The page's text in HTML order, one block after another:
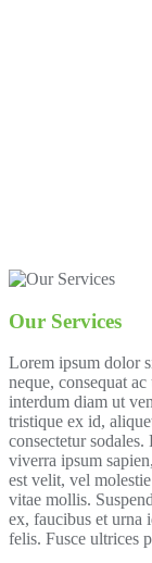
Our Services
Lorem ipsum dolor
neque, consequat
interdum diam ut
tristique ex id,
consectetur
viverra ipsum
est velit, vel
vitae mollis.
ex, faucibus et urna
felis. Fusce ultrices